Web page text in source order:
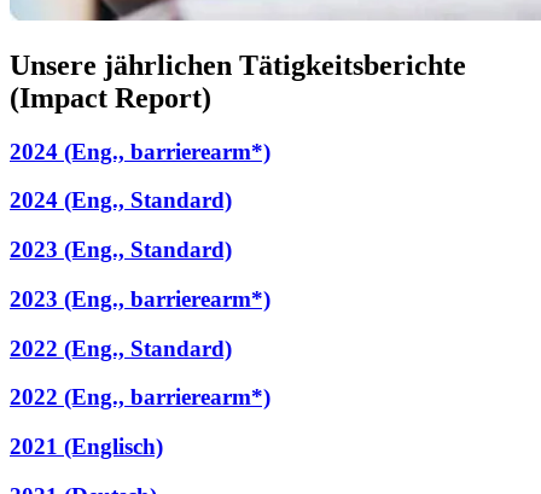
Unsere jährlichen Tätigkeitsberichte
(Impact Report)
2024 (Eng., barrierearm*)
2024 (Eng., Standard)
2023 (Eng., Standard)
2023 (Eng., barrierearm*)
2022 (Eng., Standard)
2022 (Eng., barrierearm*)
2021 (Englisch)